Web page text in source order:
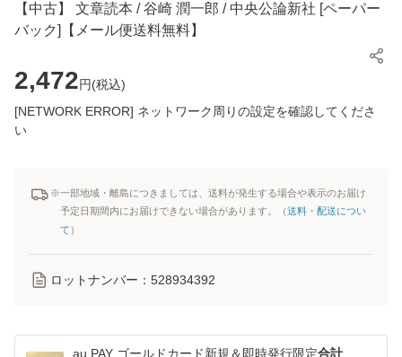
【中古】 文章読本 / 谷崎 潤一郎 / 中央公論新社 [ペーパー
バック]【メール便送料無料】
2,472円(税込)
[NETWORK ERROR] ネットワーク周りの設定を確認してくださ
い
※一部地域・離島につきましては、送料が発生する場合や表示のお届け
予定日期間内にお届けできない場合があります。（送料・配送につい
て ）
ロットナンバー： 528934392
au PAY ゴールドカード新規＆即時発行限定合計